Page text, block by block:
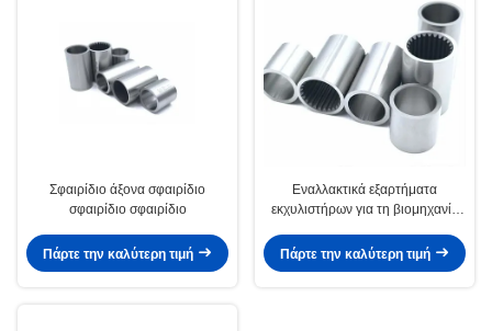
Σφαιρίδιο άξονα σφαιρίδιο
σφαιρίδιο σφαιρίδιο
Πάρτε την καλύτερη τιμή
Εναλλακτικά εξαρτήματα
εκχυλιστήρων για τη βιομηχανία
Πάρτε την καλύτερη τιμή